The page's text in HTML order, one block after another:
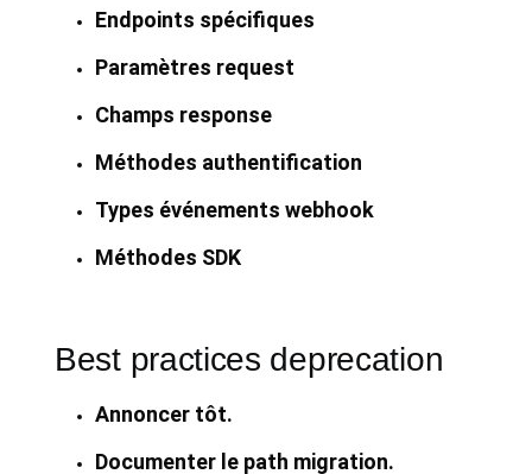
Endpoints spécifiques
Paramètres request
Champs response
Méthodes authentification
Types événements webhook
Méthodes SDK
Best practices deprecation
Annoncer tôt.
Documenter le path migration.